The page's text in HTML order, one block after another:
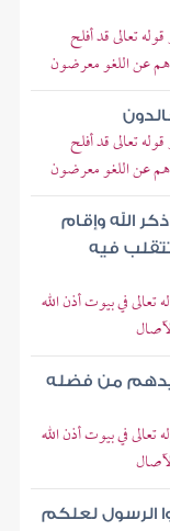
تعالى قد أفلح
هم عن اللغو معرضون
تعالى قد أفلح
هم عن اللغو معرضون
الله وإقام
تتقلب فيه
في بيوت أذن الله
من فضله
في بيوت أذن الله
الرسول لعلكم